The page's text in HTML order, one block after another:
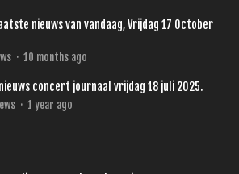
nieuws van vandaag, Vrijdag 17 October
· 10 months ago
concert journaal vrijdag 18 juli 2025.
· 1 year ago